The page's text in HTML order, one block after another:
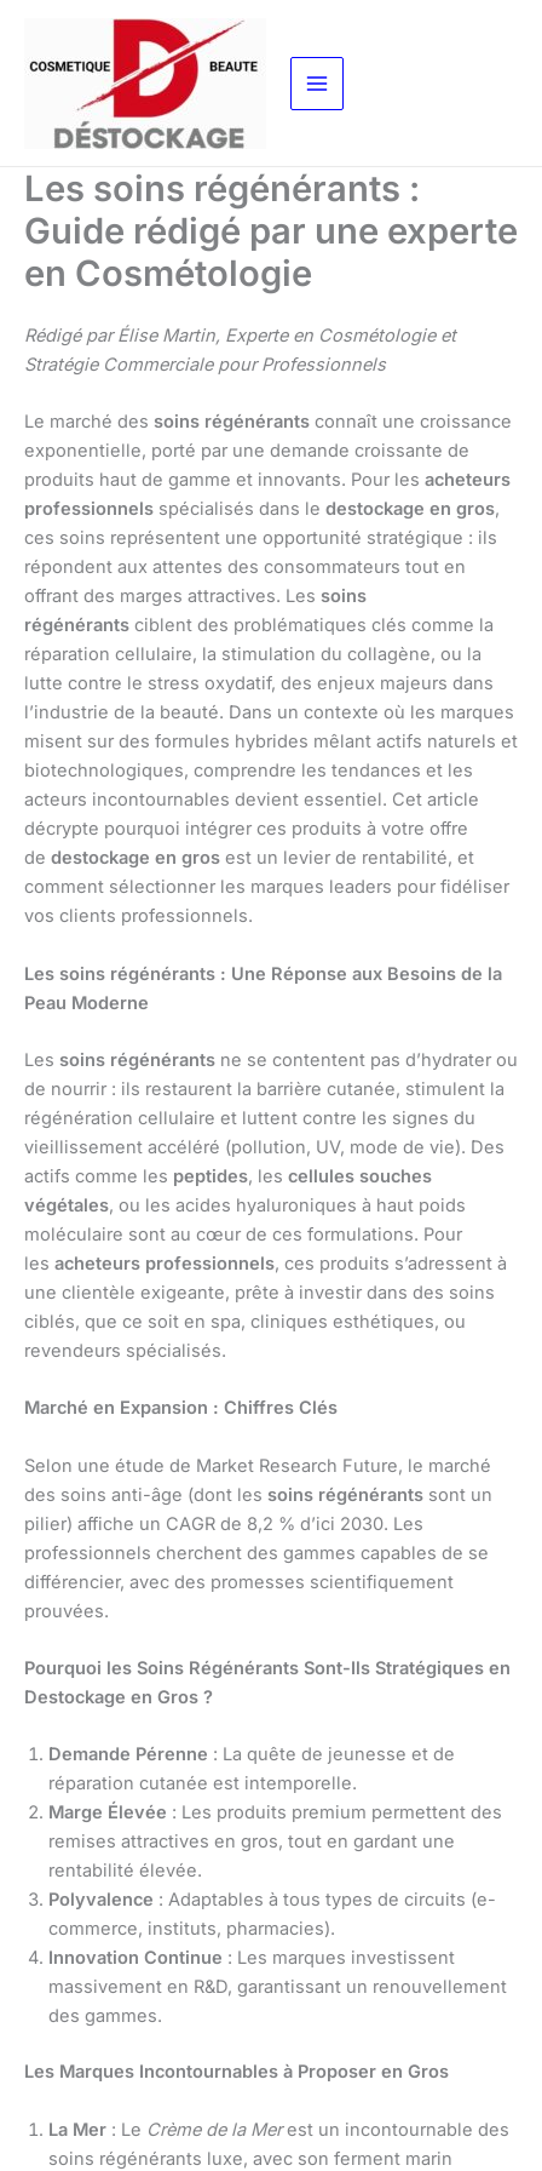
contenu
Les soins régénérants :
Guide rédigé par une experte
en Cosmétologie
Rédigé par Élise Martin, Experte en Cosmétologie et
Stratégie Commerciale pour Professionnels
Le marché des soins régénérants connaît une croissance
exponentielle, porté par une demande croissante de
produits haut de gamme et innovants. Pour les acheteurs
professionnels spécialisés dans le destockage en gros,
ces soins représentent une opportunité stratégique : ils
répondent aux attentes des consommateurs tout en
offrant des marges attractives. Les soins
régénérants ciblent des problématiques clés comme la
réparation cellulaire, la stimulation du collagène, ou la
lutte contre le stress oxydatif, des enjeux majeurs dans
l’industrie de la beauté. Dans un contexte où les marques
misent sur des formules hybrides mêlant actifs naturels et
biotechnologiques, comprendre les tendances et les
acteurs incontournables devient essentiel. Cet article
décrypte pourquoi intégrer ces produits à votre offre
de destockage en gros est un levier de rentabilité, et
comment sélectionner les marques leaders pour fidéliser
vos clients professionnels.
Les soins régénérants : Une Réponse aux Besoins de la
Peau Moderne
Les soins régénérants ne se contentent pas d’hydrater ou
de nourrir : ils restaurent la barrière cutanée, stimulent la
régénération cellulaire et luttent contre les signes du
vieillissement accéléré (pollution, UV, mode de vie). Des
actifs comme les peptides, les cellules souches
végétales, ou les acides hyaluroniques à haut poids
moléculaire sont au cœur de ces formulations. Pour
les acheteurs professionnels, ces produits s’adressent à
une clientèle exigeante, prête à investir dans des soins
ciblés, que ce soit en spa, cliniques esthétiques, ou
revendeurs spécialisés.
Marché en Expansion : Chiffres Clés
Selon une étude de Market Research Future, le marché
des soins anti-âge (dont les soins régénérants sont un
pilier) affiche un CAGR de 8,2 % d’ici 2030. Les
professionnels cherchent des gammes capables de se
différencier, avec des promesses scientifiquement
prouvées.
Pourquoi les Soins Régénérants Sont-Ils Stratégiques en
Destockage en Gros ?
Demande Pérenne : La quête de jeunesse et de
réparation cutanée est intemporelle.
Marge Élevée : Les produits premium permettent des
remises attractives en gros, tout en gardant une
rentabilité élevée.
Polyvalence : Adaptables à tous types de circuits (e-
commerce, instituts, pharmacies).
Innovation Continue : Les marques investissent
massivement en R&D, garantissant un renouvellement
des gammes.
Les Marques Incontournables à Proposer en Gros
La Mer : Le Crème de la Merest un incontournable des
soins régénérants luxe, avec son ferment marin